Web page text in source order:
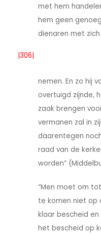
met hem
hem geen
dienaren met zich
|306|
nemen. En zo hij
overtuigd zijnde,
zaak brengen
vermanen zal in
daarentegen
raad van de
worden”
“Men moet om
te komen niet op
klaar bescheid
het bescheid op